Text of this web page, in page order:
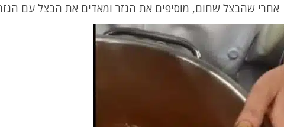
אחרי שהבצל שחום, מוסיפים את הגזר ומאדים את הבצל עם